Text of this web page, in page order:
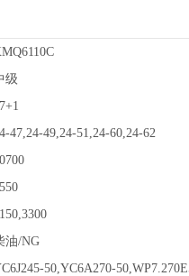
级
47,24-49,24-51,24-60,24-62
油/NG
50,YC6A270-